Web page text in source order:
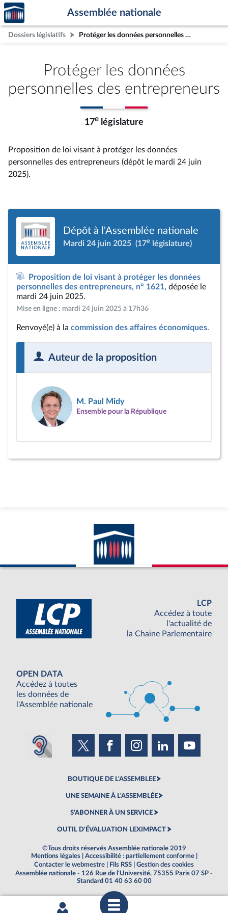
Aller au contenu
Aller en bas de la page
Accèder
à la
page
d'accueil
Assemblée nationale
Dossiers législatifs Protéger les données personnelles des entrepreneurs
Protéger les données
personnelles des entrepreneurs
17e législature
Proposition de loi visant à protéger les données
personnelles des entrepreneurs (dépôt le mardi 24 juin
2025).
Dépôt à l'Assemblée nationale
Mardi 24 juin 2025 (17e législature)
Proposition de loi visant à protéger les données
personnelles des entrepreneurs, n° 1621, déposée le
mardi 24 juin 2025.
Mise en ligne : mardi 24 juin 2025 à 17h36
Renvoyé(e) à la commission des affaires économiques.
Auteur de la proposition
M. Paul Midy
Ensemble pour la République
LCP
Accédez à toute
l'actualité de
la Chaine Parlementaire
OPEN DATA
Accédez à toutes
les données de
l'Assemblée nationale
BOUTIQUE DE L'ASSEMBLEE
UNE SEMAINE À L'ASSEMBLÉE
S'ABONNER À UN SERVICE
OUTIL D'ÉVALUATION LEXIMPACT
©Tous droits réservés Assemblée nationale 2019
Mentions légales
Accessibilité : partiellement conforme
Contacter le webmestre
Fils RSS
Gestion des cookies
Assemblée nationale - 126 Rue de l'Université, 75355 Paris 07 SP -
Standard 01 40 63 60 00